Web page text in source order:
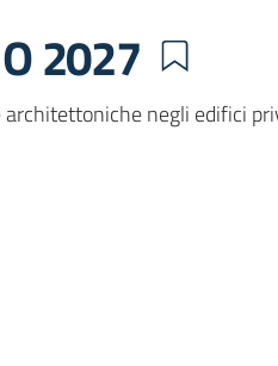
2027
negli edifici
Twitter
su Linkedin